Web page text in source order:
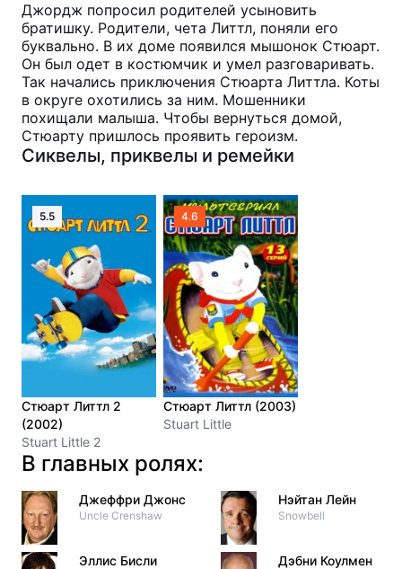
Джордж попросил родителей усыновить
братишку. Родители, чета Литтл, поняли его
буквально. В их доме появился мышонок Стюарт.
Он был одет в костюмчик и умел разговаривать.
Так начались приключения Стюарта Литтла. Коты
в округе охотились за ним. Мошенники
похищали малыша. Чтобы вернуться домой,
Стюарту пришлось проявить героизм.
Сиквелы, приквелы и ремейки
5.5
Стюарт Литтл 2
(2002)
Stuart Little 2
4.6
Стюарт Литтл (2003)
Stuart Little
В главных ролях:
Джеффри Джонс
Uncle Crenshaw
Эллис Бисли
Нэйтан Лейн
Snowbell
Дэбни Коулмен